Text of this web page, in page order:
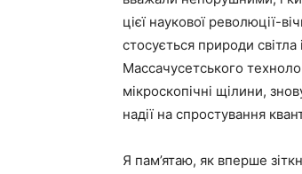
цієї наукової революції-
стосується природи
Массачусетського
мікроскопічні щілини,
надії на спростування
Я пам’ятаю, як вперше